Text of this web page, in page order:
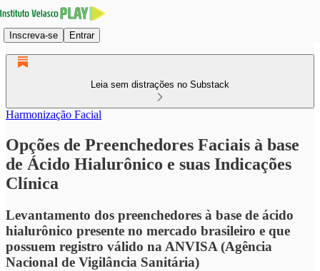
Inscreva-se Entrar
Leia sem distrações no Substack
Harmonização Facial
Opções de Preenchedores Faciais à base
de Ácido Hialurônico e suas Indicações
Clínica
Levantamento dos preenchedores à base de ácido
hialurônico presente no mercado brasileiro e que
possuem registro válido na ANVISA (Agência
Nacional de Vigilância Sanitária)